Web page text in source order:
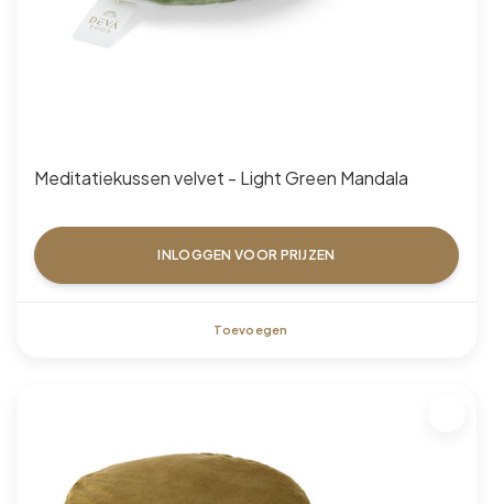
Meditatiekussen velvet - Light Green Mandala
INLOGGEN VOOR PRIJZEN
Toevoegen